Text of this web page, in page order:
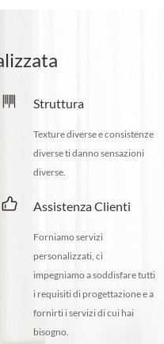
Struttura
Texture diverse e consistenze
diverse ti danno sensazioni
diverse.
Assistenza Clienti
Forniamo servizi
personalizzati, ci
impegniamo a soddisfare tutti
i requisiti di progettazione e a
fornirti i servizi di cui hai
bisogno.